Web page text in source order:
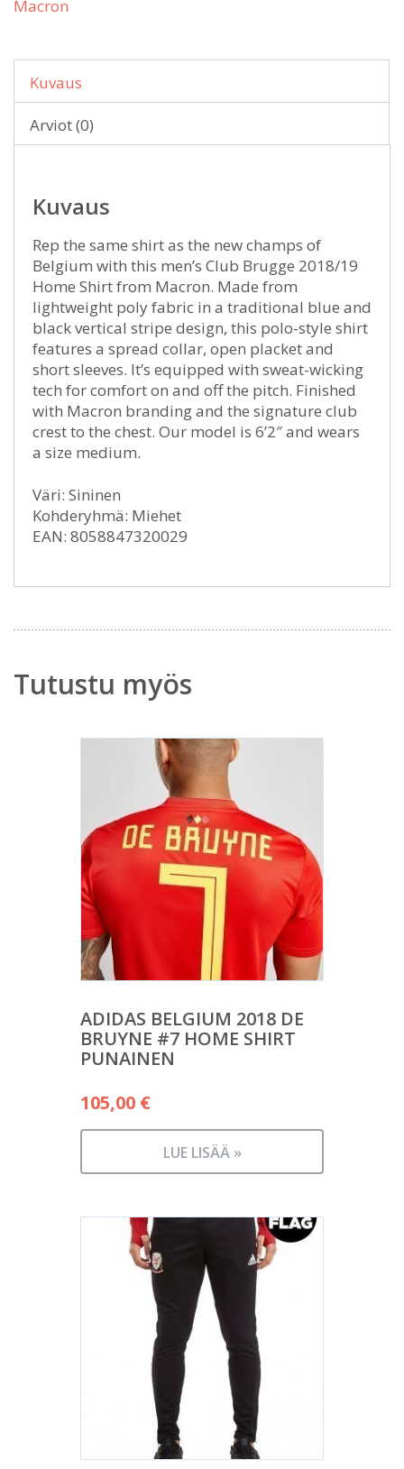
Macron
Kuvaus
Arviot (0)
Kuvaus
Rep the same shirt as the new champs of
Belgium with this men’s Club Brugge 2018/19
Home Shirt from Macron. Made from
lightweight poly fabric in a traditional blue and
black vertical stripe design, this polo-style shirt
features a spread collar, open placket and
short sleeves. It’s equipped with sweat-wicking
tech for comfort on and off the pitch. Finished
with Macron branding and the signature club
crest to the chest. Our model is 6’2″ and wears
a size medium.
Väri: Sininen
Kohderyhmä: Miehet
EAN: 8058847320029
Tutustu myös
ADIDAS BELGIUM 2018 DE
BRUYNE #7 HOME SHIRT
PUNAINEN
105,00 €
LUE LISÄÄ »